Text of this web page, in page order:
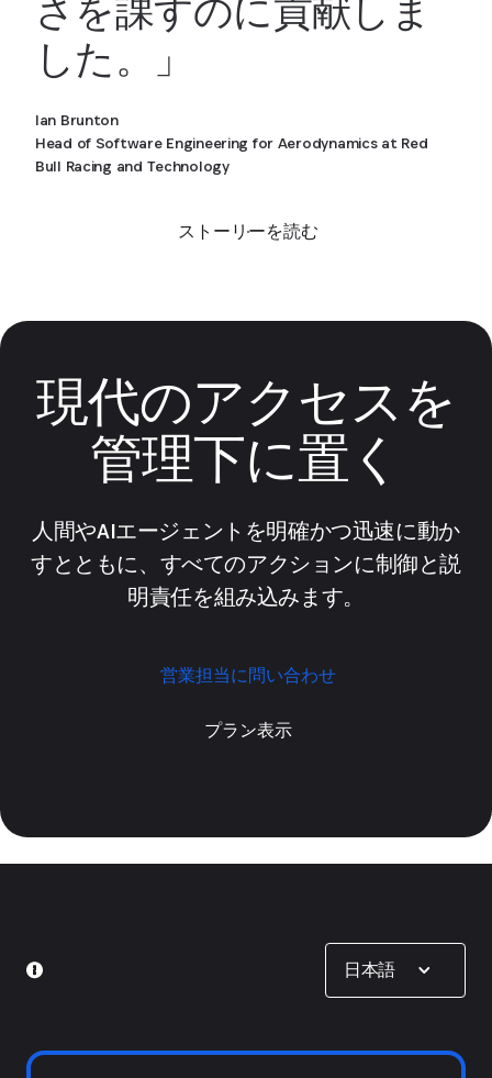
さを課すのに貢献しま
した。」
Ian Brunton
Head of Software Engineering for Aerodynamics at Red
Bull Racing and Technology
ストーリーを読む
現代のアクセスを
管理下に置く
人間やAIエージェントを明確かつ迅速に動か
すとともに、すべてのアクションに制御と説
明責任を組み込みます。
営業担当に問い合わせ
プラン表示
日本語
Show options